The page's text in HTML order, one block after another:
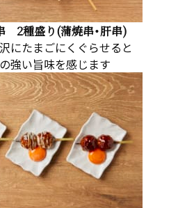
2種盛り(蒲焼串・肝串)
にたまごにくぐらせると
強い旨味を感じます